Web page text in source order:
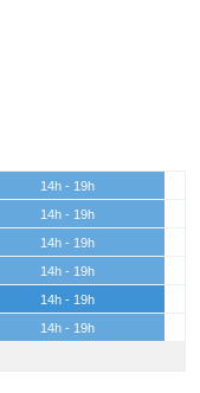
14h - 19h
14h - 19h
14h - 19h
14h - 19h
14h - 19h
14h - 19h